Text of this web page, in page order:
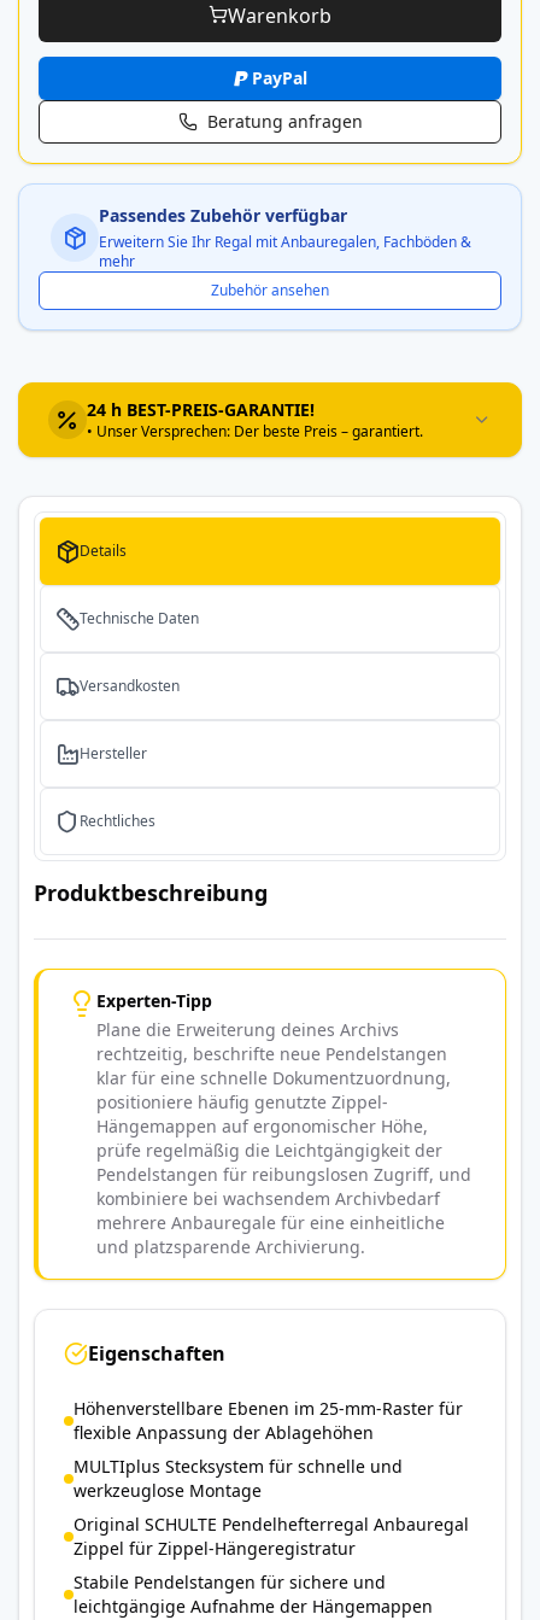
Warenkorb
PayPal
Beratung anfragen
Passendes Zubehör verfügbar
Erweitern Sie Ihr Regal mit Anbauregalen, Fachböden &
mehr
Zubehör ansehen
24 h BEST-PREIS-GARANTIE!
• Unser Versprechen: Der beste Preis – garantiert.
Details
Technische Daten
Versandkosten
Hersteller
Rechtliches
Produktbeschreibung
Experten-Tipp
Plane die Erweiterung deines Archivs
rechtzeitig, beschrifte neue Pendelstangen
klar für eine schnelle Dokumentzuordnung,
positioniere häufig genutzte Zippel-
Hängemappen auf ergonomischer Höhe,
prüfe regelmäßig die Leichtgängigkeit der
Pendelstangen für reibungslosen Zugriff, und
kombiniere bei wachsendem Archivbedarf
mehrere Anbauregale für eine einheitliche
und platzsparende Archivierung.
Eigenschaften
Höhenverstellbare Ebenen im 25-mm-Raster für
flexible Anpassung der Ablagehöhen
MULTIplus Stecksystem für schnelle und
werkzeuglose Montage
Original SCHULTE Pendelhefterregal Anbauregal
Zippel für Zippel-Hängeregistratur
Stabile Pendelstangen für sichere und
leichtgängige Aufnahme der Hängemappen